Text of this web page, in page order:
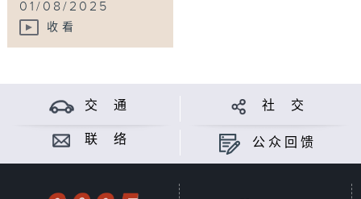
01/08/2025
收看
交 通 社 交
联 络 公众回馈